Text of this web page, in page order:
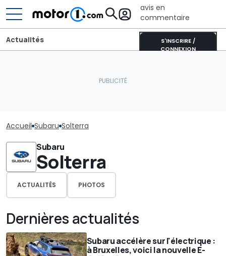
avis en
commentaire
S'INSCRIRE /
CONNEXION
Actualités
Accueil Subaru Solterra
Subaru
Solterra
ACTUALITÉS PHOTOS
Dernières actualités
Subaru accélère sur l'électrique :
à Bruxelles, voici la nouvelle E-